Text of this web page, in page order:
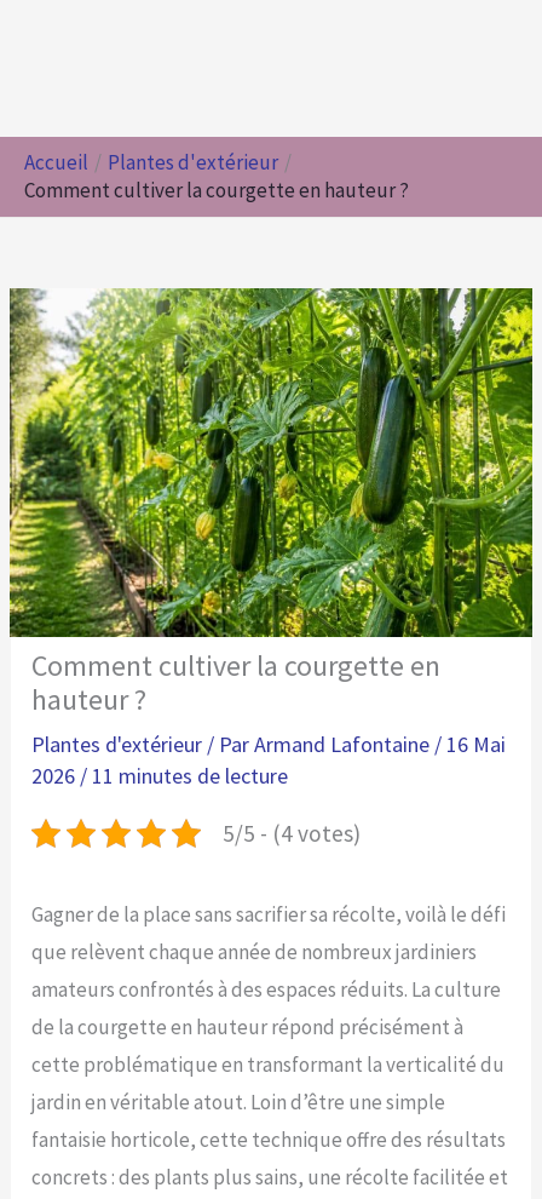
Accueil
Plantes d'extérieur
Comment cultiver la courgette en hauteur ?
Comment cultiver la courgette en
hauteur ?
Plantes d'extérieur / ParArmand Lafontaine / 16 Mai
2026 / 11 minutes de lecture
5/5 - (4 votes)
Gagner de la place sans sacrifier sa récolte, voilà le défi
que relèvent chaque année de nombreux jardiniers
amateurs confrontés à des espaces réduits. La culture
de la courgette en hauteur répond précisément à
cette problématique en transformant la verticalité du
jardin en véritable atout. Loin d’être une simple
fantaisie horticole, cette technique offre des résultats
concrets : des plants plus sains, une récolte facilitée et